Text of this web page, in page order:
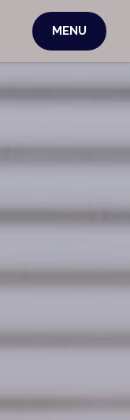
MENU